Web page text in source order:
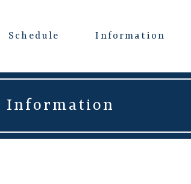
Schedule Information
Information